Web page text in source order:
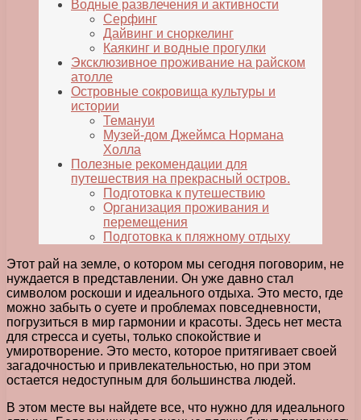
Водные развлечения и активности
Серфинг
Дайвинг и сноркелинг
Каякинг и водные прогулки
Эксклюзивное проживание на райском
атолле
Островные сокровища культуры и
истории
Темануи
Музей-дом Джеймса Нормана
Холла
Полезные рекомендации для
путешествия на прекрасный остров.
Подготовка к путешествию
Организация проживания и
перемещения
Подготовка к пляжному отдыху
Этот рай на земле, о котором мы сегодня поговорим, не
нуждается в представлении. Он уже давно стал
символом роскоши и идеального отдыха. Это место, где
можно забыть о суете и проблемах повседневности,
погрузиться в мир гармонии и красоты. Здесь нет места
для стресса и суеты, только спокойствие и
умиротворение. Это место, которое притягивает своей
загадочностью и привлекательностью, но при этом
остается недоступным для большинства людей.
В этом месте вы найдете все, что нужно для идеального